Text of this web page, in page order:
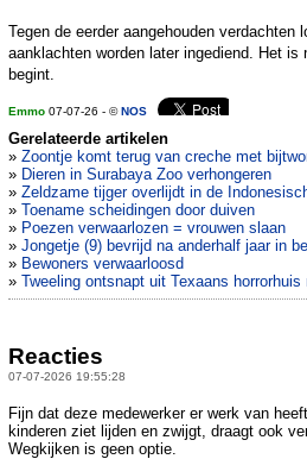
Tegen de eerder aangehouden verdachten
aanklachten worden later ingediend. Het is
begint.
Emmo 07-07-26 - ©NOS
Gerelateerde artikelen
» Zoontje komt terug van creche met
» Dieren in Surabaya Zoo verhongeren
» Zeldzame tijger overlijdt in de
» Toename scheidingen door duiven
» Poezen verwaarlozen = vrouwen slaan
» Jongetje (9) bevrijd na anderhalf jaar in
» Bewoners verwaarloosd
» Tweeling ontsnapt uit Texaans
Reacties
07-07-2026 19:55:28
Fijn dat deze medewerker er werk van
kinderen ziet lijden en zwijgt, draagt ook
Wegkijken is geen optie.